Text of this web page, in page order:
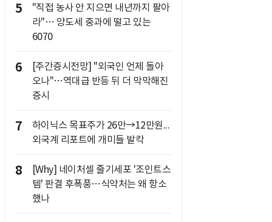
5
"직접 농사 안 지으면 내년까지 팔아
라"… 양도세 중과에 떨고 있는
6070
6
[주간증시전망] "외국인 언제 돌아
오나"…역대급 반등 뒤 더 막막해진
증시
7
하이닉스 목표주가 26만→12만원...
외국계 리포트에 개미들 발칵
8
[Why] 네이처셀 줄기세포 '조인트스
템' 판결 후폭풍…식약처는 왜 항소
했나